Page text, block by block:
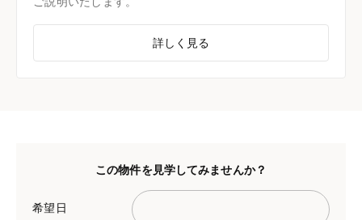
詳しく見る
この物件を見学してみませんか？
希望日